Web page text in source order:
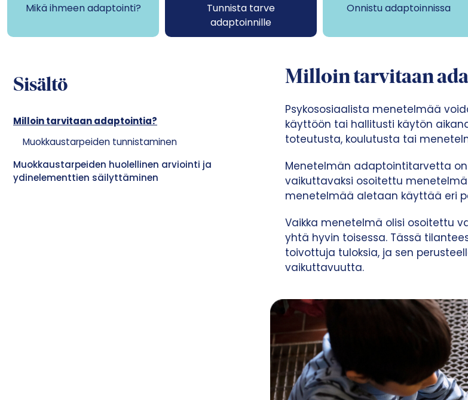
Mikä ihmeen adaptointi?
Tunnista tarve
adaptoinnille
Onnistu adaptoinnissa
Sisältö
Milloin tarvitaan adaptointia?
Muokkaustarpeiden tunnistaminen
Muokkaustarpeiden huolellinen arviointi ja
ydinelementtien säilyttäminen
Millointarvitaan
Psykososiaalista menetelmää
käyttöön tai hallitusti käytön
toteutusta, koulutusta tai
Menetelmän adaptointitarvetta
vaikuttavaksi osoitettu
menetelmää aletaan käyttää eri
Vaikka menetelmä olisi osoitettu
yhtä hyvin toisessa. Tässä
toivottuja tuloksia, ja sen
vaikuttavuutta.